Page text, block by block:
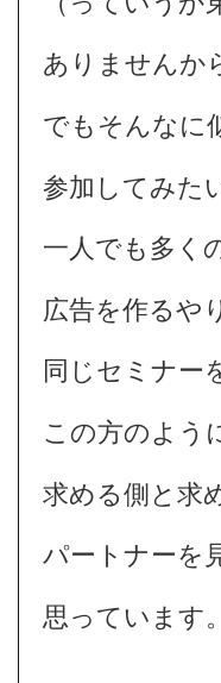
ありませんか
でもそんなに
参加してみた
一人でも多く
広告を作るや
同じセミナー
この方のよう
求める側と求
パートナーを
思っています。